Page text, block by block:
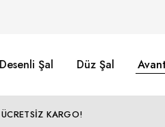
Desenli Şal Düz Şal
KARGO!